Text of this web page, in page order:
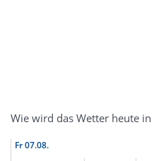
Wie wird das Wetter heute in
Fr07.08.